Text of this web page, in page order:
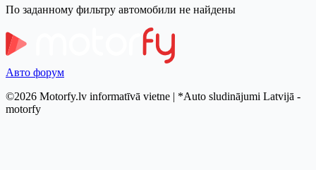
По заданному фильтру автомобили не найдены
Авто форум
©2026 Motorfy.lv informatīvā vietne | *Auto sludinājumi Latvijā -
motorfy